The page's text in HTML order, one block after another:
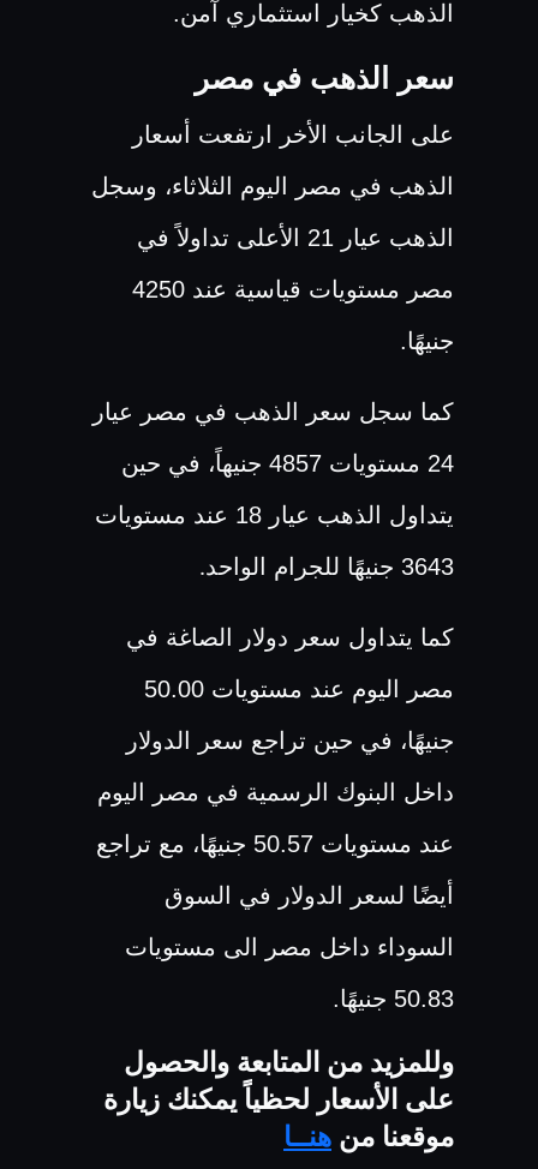
الذهب كخيار استثماري آمن.
سعر الذهب في مصر
على الجانب الأخر ارتفعت أسعار
الذهب في مصر اليوم الثلاثاء، وسجل
الذهب عيار 21 الأعلى تداولاً في
مصر مستويات قياسية عند 4250
جنيهًا.
كما سجل سعر الذهب في مصر عيار
24 مستويات 4857 جنيهاً، في حين
يتداول الذهب عيار 18 عند مستويات
3643 جنيهًا للجرام الواحد
.
كما يتداول سعر دولار الصاغة في
مصر اليوم عند مستويات 50.00
جنيهًا، في حين تراجع سعر الدولار
داخل البنوك الرسمية في مصر اليوم
عند مستويات 50.57 جنيهًا، مع تراجع
أيضًا لسعر الدولار في السوق
السوداء داخل مصر الى مستويات
50.83 جنيهًا.
وللمزيد من المتابعة والحصول
على الأسعار لحظياً يمكنك زيارة
موقعنا من هنــا